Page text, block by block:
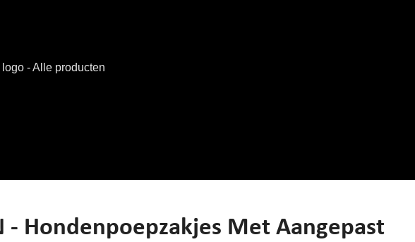
- Alle producten
- Hondenpoepzakjes Met Aangepast